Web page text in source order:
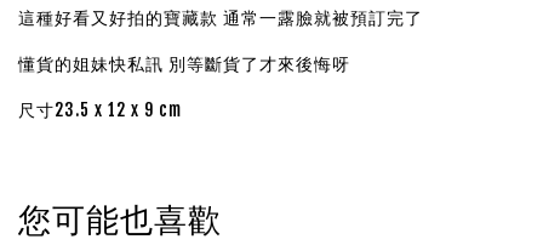
這種好看又好拍的寶藏款 通常一露臉就被預訂完了
懂貨的姐妹快私訊 別等斷貨了才來後悔呀
尺寸23.5 x 12 x 9 cm
您可能也喜歡